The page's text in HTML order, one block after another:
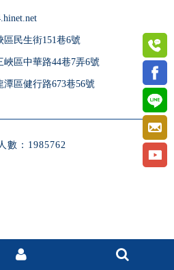
區民生街151巷6號
峽區中華路44巷7弄6號
潭區健行路673巷56號
數：1985762